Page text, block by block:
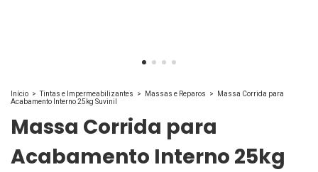
Início > Tintas e Impermeabilizantes > Massas e Reparos >
Massa Corrida para
Acabamento Interno 25kg Suvinil
Massa Corrida para
Acabamento Interno 25kg